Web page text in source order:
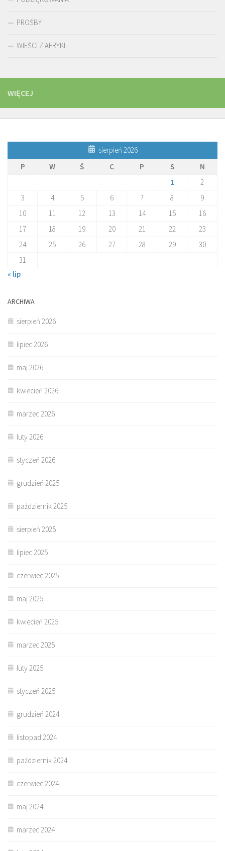
PROŚBY
WIEŚCI Z AFRYKI
WIĘCEJ
sierpień 2026
P
W Ś C P S
N
1
2
3
4 5 6 7 8
9
10
11 12 13 14 15
16
17
18 19 20 21 22
23
24
25 26 27 28 29
30
31
« lip
ARCHIWA
sierpień 2026
lipiec 2026
maj 2026
kwiecień 2026
marzec 2026
luty 2026
styczeń 2026
grudzień 2025
październik 2025
sierpień 2025
lipiec 2025
czerwiec 2025
maj 2025
kwiecień 2025
marzec 2025
luty 2025
styczeń 2025
grudzień 2024
listopad 2024
październik 2024
czerwiec 2024
maj 2024
marzec 2024